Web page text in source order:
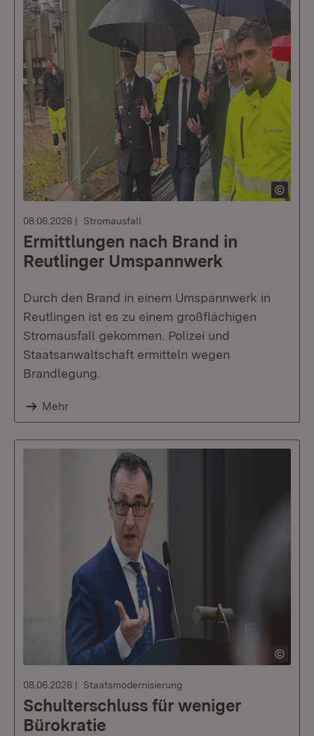
08.06.2026 Stromausfall
Ermittlungen nach Brand in
Reutlinger Umspannwerk
Durch den Brand in einem Umspannwerk in
Reutlingen ist es zu einem großflächigen
Stromausfall gekommen. Polizei und
Staatsanwaltschaft ermitteln wegen
Brandlegung.
Mehr
08.06.2026 Staatsmodernisierung
Schulterschluss für weniger
Bürokratie